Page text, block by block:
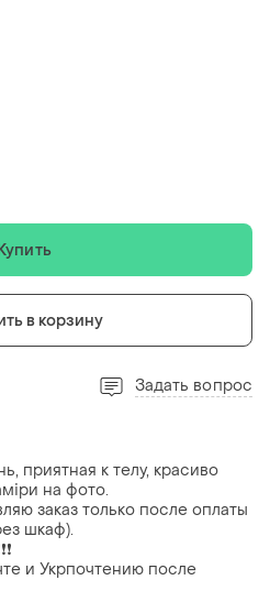
в корзину
Задать вопрос
приятная к телу, красиво
на фото.
заказ только после оплаты
шкаф).
и Укрпочтению после